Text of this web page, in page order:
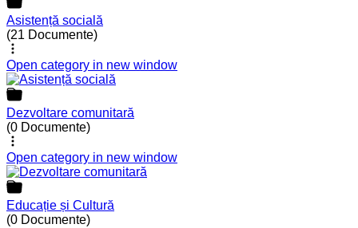
Asistență socială
(21 Documente)
Open category in new window
Dezvoltare comunitară
(0 Documente)
Open category in new window
Educație și Cultură
(0 Documente)